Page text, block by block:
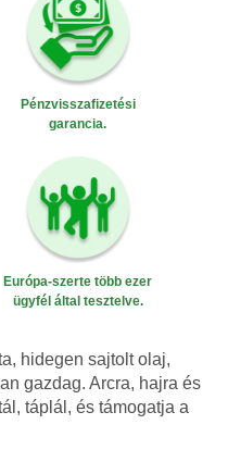
Pénzvisszafizetési
garancia.
Európa-szerte több ezer
ügyfél által tesztelve.
hidegen sajtolt olaj,
gazdag. Arcra, hajra és
táplál, és támogatja a